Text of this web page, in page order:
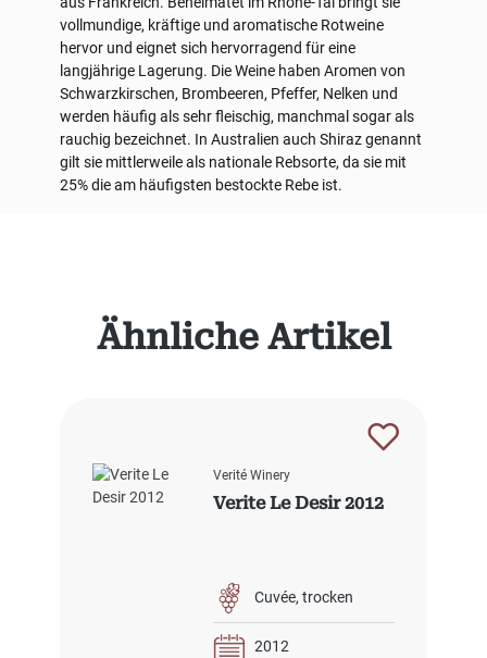
Produktgalerie überspringen
Ähnliche Artikel
Verité Winery
Verite Le Desir 2012
Cuvée trocken
2012
vollmundige, kräftige und aromatische Rotweine
hervor und eignet sich hervorragend für eine
langjährige Lagerung. Die Weine haben Aromen von
Schwarzkirschen, Brombeeren, Pfeffer, Nelken und
werden häufig als sehr fleischig, manchmal sogar als
rauchig bezeichnet. In Australien auch Shiraz genannt
gilt sie mittlerweile als nationale Rebsorte, da sie mit
25% die am häufigsten bestockte Rebe ist.